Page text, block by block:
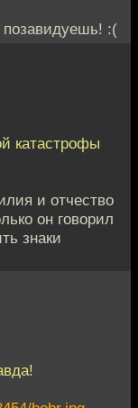
позавидуешь! :(
катастрофы
и отчество
он говорил
знаки